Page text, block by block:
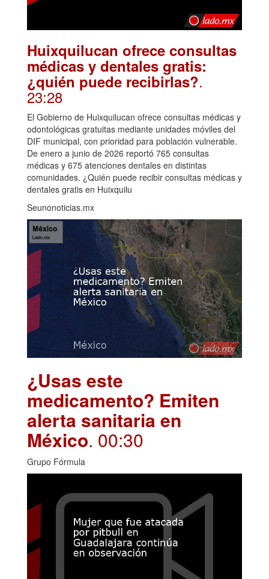
Huixquilucan ofrece consultas
médicas y dentales gratis:
¿quién puede recibirlas?.
23:28
El Gobierno de Huixquilucan ofrece consultas médicas y
odontológicas gratuitas mediante unidades móviles del
DIF municipal, con prioridad para población vulnerable.
De enero a junio de 2026 reportó 765 consultas
médicas y 675 atenciones dentales en distintas
comunidades. ¿Quién puede recibir consultas médicas y
dentales gratis en Huixquilu
Seunonoticias.mx
¿Usas este
medicamento? Emiten
alerta sanitaria en
México. 00:30
Grupo Fórmula